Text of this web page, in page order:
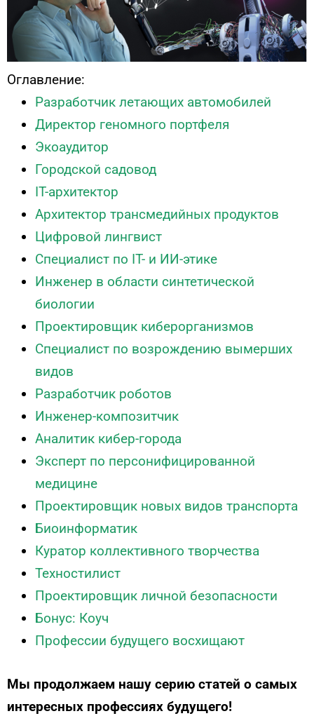
Оглавление:
Разработчик летающих автомобилей
Директор геномного портфеля
Экоаудитор
Городской садовод
IT-архитектор
Архитектор трансмедийных продуктов
Цифровой лингвист
Специалист по IT- и ИИ-этике
Инженер в области синтетической
биологии
Проектировщик киберорганизмов
Специалист по возрождению вымерших
видов
Разработчик роботов
Инженер-композитчик
Аналитик кибер-города
Эксперт по персонифицированной
медицине
Проектировщик новых видов транспорта
Биоинформатик
Куратор коллективного творчества
Техностилист
Проектировщик личной безопасности
Бонус: Коуч
Профессии будущего восхищают
Мы продолжаем нашу серию статей о самых
интересных профессиях будущего!